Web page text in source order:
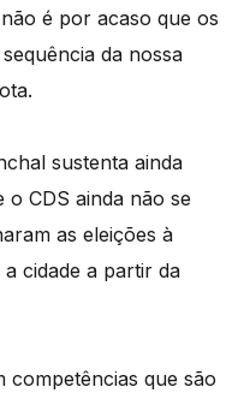
é por acaso que os
da nossa
sustenta ainda
CDS ainda não se
as eleições à
cidade a partir da
competências que são